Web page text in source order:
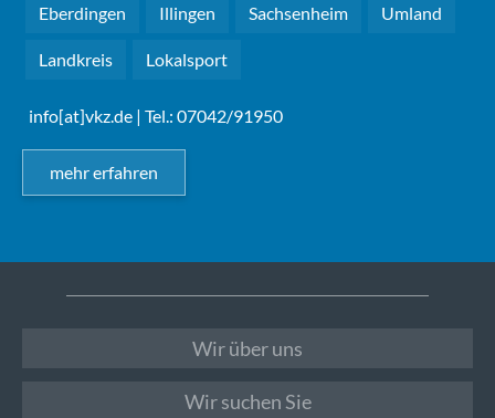
Eberdingen Illingen Sachsenheim Umland
Landkreis Lokalsport
info[at]vkz.de | Tel.: 07042/91950
mehr erfahren
Wir über uns
Wir suchen Sie